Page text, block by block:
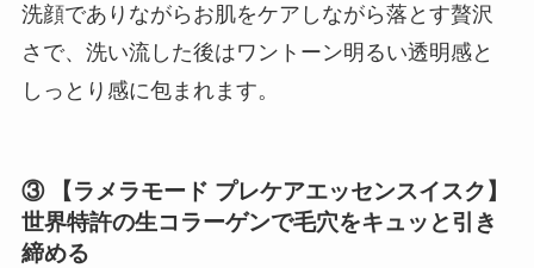
洗顔でありながらお肌をケアしながら落とす贅沢
さで、洗い流した後はワントーン明るい透明感と
しっとり感に包まれます。
③ 【ラメラモード プレケアエッセンスイスク】
世界特許の生コラーゲンで毛穴をキュッと引き
締める